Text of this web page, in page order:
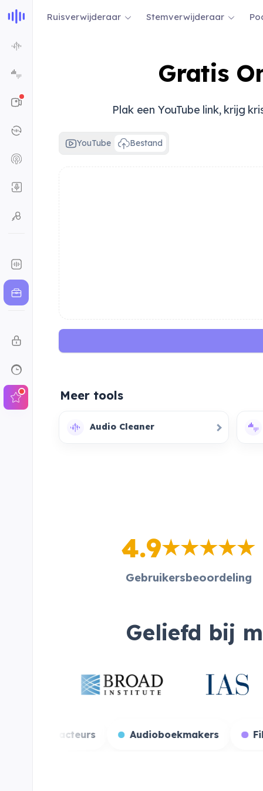
Ruisverwijderaar Stemverwijderaar
Gratis
Plak een YouTube link, krijg
YouTube Bestand
Meer tools
Audio Cleaner
4.9
Gebruikersbeoordeling
Geliefd bij
streamers Stemacteurs